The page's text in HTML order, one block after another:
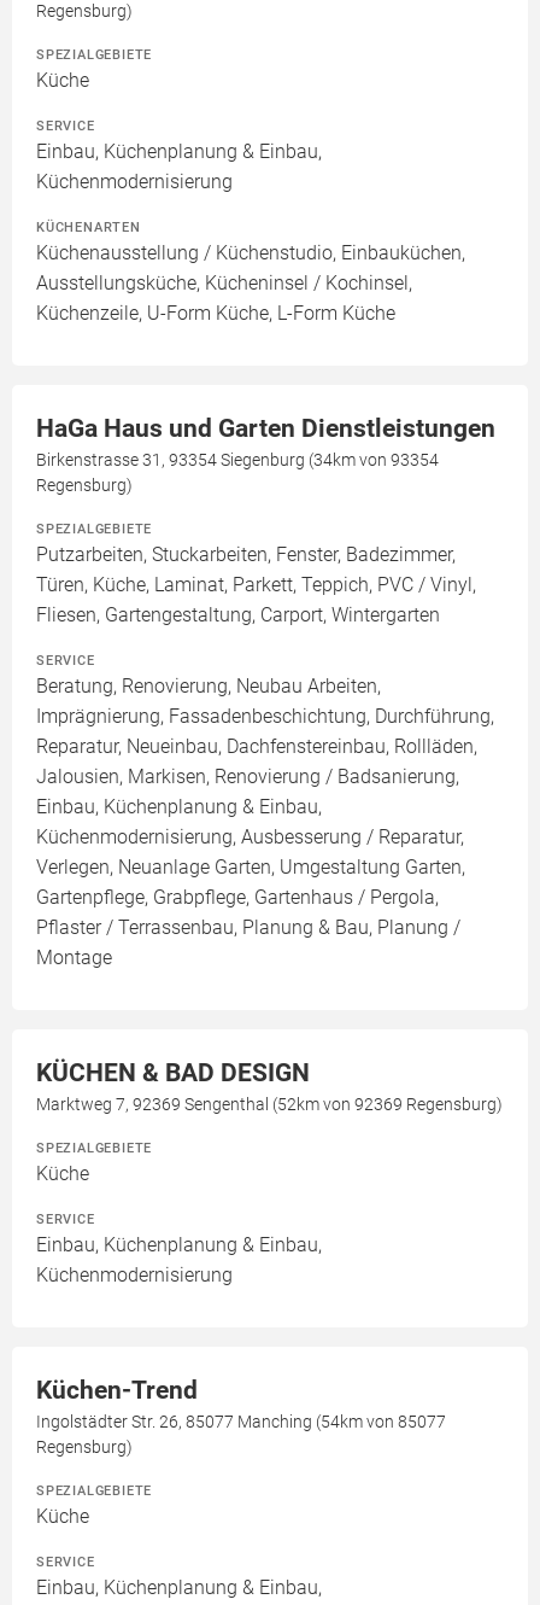
Regensburg)
SPEZIALGEBIETE
Küche
SERVICE
Einbau, Küchenplanung & Einbau,
Küchenmodernisierung
KÜCHENARTEN
Küchenausstellung / Küchenstudio, Einbauküchen,
Ausstellungsküche, Kücheninsel / Kochinsel,
Küchenzeile, U-Form Küche, L-Form Küche
HaGa Haus und Garten Dienstleistungen
Birkenstrasse 31, 93354 Siegenburg (34km von 93354
Regensburg)
SPEZIALGEBIETE
Putzarbeiten, Stuckarbeiten, Fenster, Badezimmer,
Türen, Küche, Laminat, Parkett, Teppich, PVC / Vinyl,
Fliesen, Gartengestaltung, Carport, Wintergarten
SERVICE
Beratung, Renovierung, Neubau Arbeiten,
Imprägnierung, Fassadenbeschichtung, Durchführung,
Reparatur, Neueinbau, Dachfenstereinbau, Rollläden,
Jalousien, Markisen, Renovierung / Badsanierung,
Einbau, Küchenplanung & Einbau,
Küchenmodernisierung, Ausbesserung / Reparatur,
Verlegen, Neuanlage Garten, Umgestaltung Garten,
Gartenpflege, Grabpflege, Gartenhaus / Pergola,
Pflaster / Terrassenbau, Planung & Bau, Planung /
Montage
KÜCHEN & BAD DESIGN
Marktweg 7, 92369 Sengenthal (52km von 92369 Regensburg)
SPEZIALGEBIETE
Küche
SERVICE
Einbau, Küchenplanung & Einbau,
Küchenmodernisierung
Küchen-Trend
Ingolstädter Str. 26, 85077 Manching (54km von 85077
Regensburg)
SPEZIALGEBIETE
Küche
SERVICE
Einbau, Küchenplanung & Einbau,